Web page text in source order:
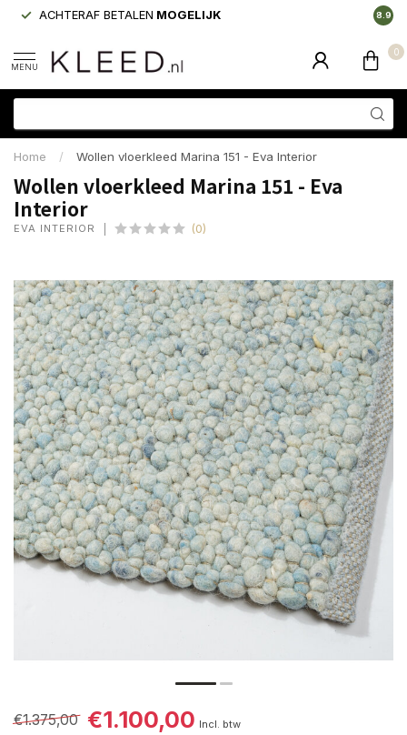
ACHTERAF BETALEN MOGELIJK 8.9
MENU
0
Home / Wollen vloerkleed Marina 151 - Eva Interior
Wollen vloerkleed Marina 151 - Eva
Interior
EVA INTERIOR (0)
€1.375,00 €1.100,00 Incl. btw